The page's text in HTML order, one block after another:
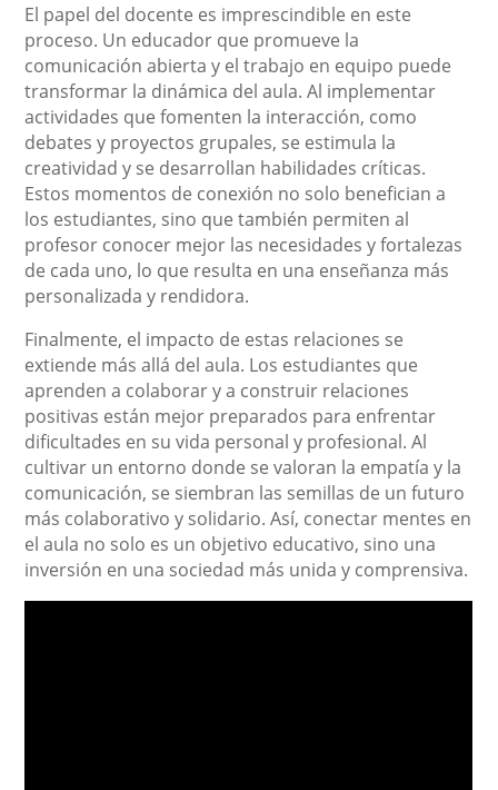
El papel del docente es imprescindible en este
proceso. Un educador que promueve la
comunicación abierta y el trabajo en equipo puede
transformar la dinámica del aula. Al implementar
actividades que fomenten la interacción, como
debates y proyectos grupales, se estimula la
creatividad y se desarrollan habilidades críticas.
Estos momentos de conexión no solo benefician a
los estudiantes, sino que también permiten al
profesor conocer mejor las necesidades y fortalezas
de cada uno, lo que resulta en una enseñanza más
personalizada y rendidora.
Finalmente, el impacto de estas relaciones se
extiende más allá del aula. Los estudiantes que
aprenden a colaborar y a construir relaciones
positivas están mejor preparados para enfrentar
dificultades en su vida personal y profesional. Al
cultivar un entorno donde se valoran la empatía y la
comunicación, se siembran las semillas de un futuro
más colaborativo y solidario. Así, conectar mentes en
el aula no solo es un objetivo educativo, sino una
inversión en una sociedad más unida y comprensiva.